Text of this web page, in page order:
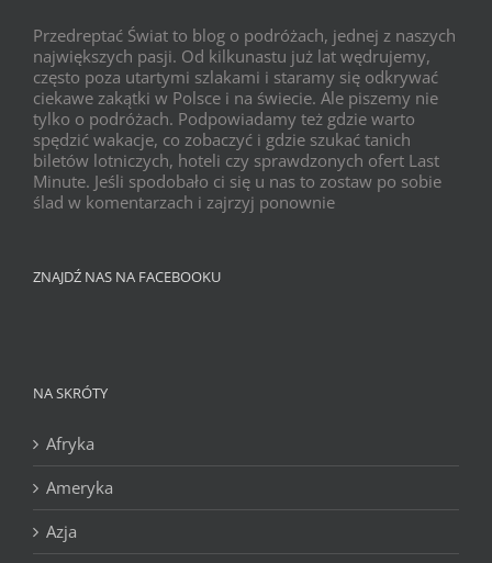
Przedreptać Świat to blog o podróżach, jednej z naszych
największych pasji. Od kilkunastu już lat wędrujemy,
często poza utartymi szlakami i staramy się odkrywać
ciekawe zakątki w Polsce i na świecie. Ale piszemy nie
tylko o podróżach. Podpowiadamy też gdzie warto
spędzić wakacje, co zobaczyć i gdzie szukać tanich
biletów lotniczych, hoteli czy sprawdzonych ofert Last
Minute. Jeśli spodobało ci się u nas to zostaw po sobie
ślad w komentarzach i zajrzyj ponownie
ZNAJDŹ NAS NA FACEBOOKU
NA SKRÓTY
Afryka
Ameryka
Azja